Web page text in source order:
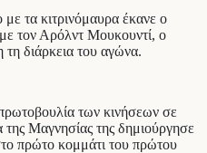
τα κιτρινόμαυρα έκανε ο
με τον Αρόλντ Μουκουντί, ο
τη διάρκεια του αγώνα.
των κινήσεων σε
Μαγνησίας της δημιούργησε
πρώτο κομμάτι του πρώτου